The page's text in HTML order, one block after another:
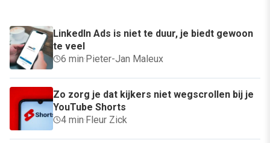
LinkedIn Ads is niet te duur, je biedt gewoon
te veel
6 min·Pieter-Jan Maleux
Zo zorg je dat kijkers niet wegscrollen bij je
YouTube Shorts
4 min·Fleur Zick